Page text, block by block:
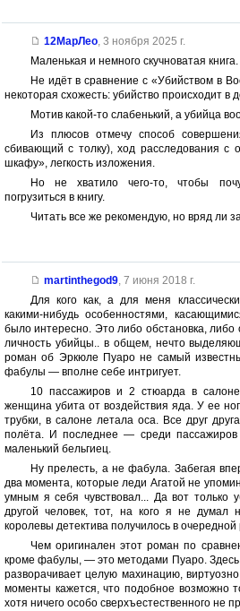
12МарЛео, 3 ноября 2025 г.
Маленькая и немного скучноватая книга.
Не идёт в сравнение с «Убийством в
некоторая схожесть: убийство происходит в
Мотив какой-то слабенький, а убийца
Из плюсов отмечу способ
сбивающий с толку), ход расследования с
шкафу», легкость изложения.
Но не хватило чего-то, чтобы
погрузиться в книгу.
Читать все же рекомендую, но вряд ли
martinthegod9, 7 июня 2018 г.
Для кого как, а для меня
какими-нибудь особенностями,
было интересно. Это либо обстановка, либо
личность убийцы.. в общем, нечто
роман об Эркюле Пуаро не самый
фабулы — вполне себе интригует.
10 пассажиров и 2 стюарда в
женщина убита от воздействия яда. У ее
трубки, в салоне летала оса. Все друг
полёта. И последнее — среди пассажиров
маленький бельгиец.
Ну прелесть, а не фабула. Забегая
два момента, которые леди Агатой не
умным я себя чувствовал... Да вот только
другой человек, тот, на кого я не думал
королевы детектива получилось в
Чем оригинален этот роман по
кроме фабулы, — это методами Пуаро. Здесь
разворачивает целую махинацию,
моменты кажется, что подобное возможно
хотя ничего особо сверхъестественного не